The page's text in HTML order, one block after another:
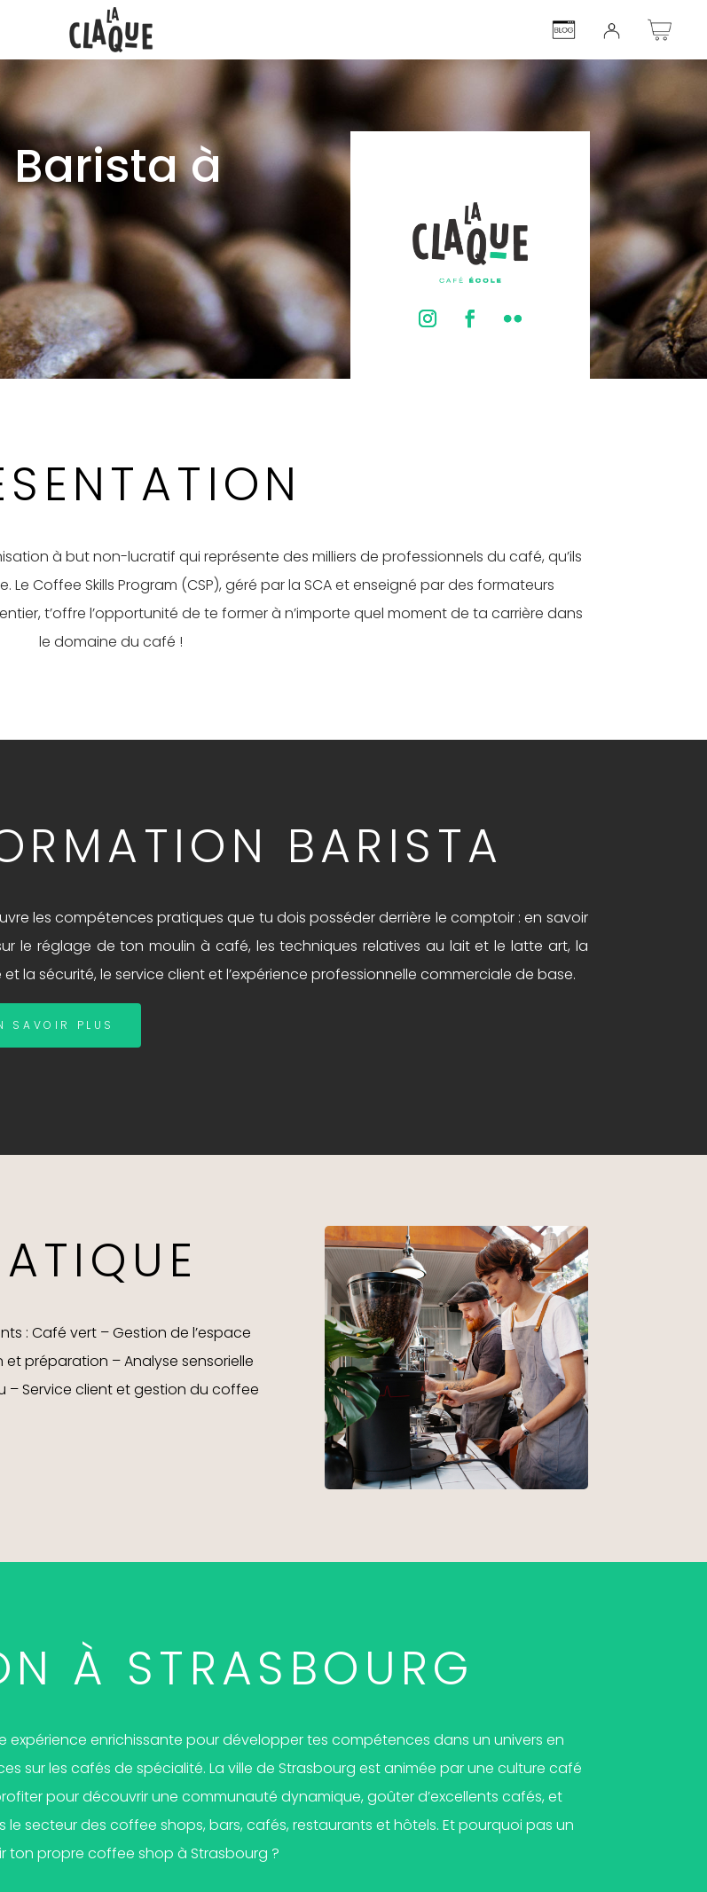
Barista à
à but non-lucratif qui représente des milliers de professionnels du café, qu’ils
Coffee Skills Program (CSP), géré par la SCA et enseigné par des formateurs
t’offre l’opportunité de te former à n’importe quel moment de ta carrière dans
le domaine du café !
BARISTA
les compétences pratiques que tu dois posséder derrière le comptoir : en savoir
le réglage de ton moulin à café, les techniques relatives au lait et le latte art, la
la sécurité, le service client et l’expérience professionnelle commerciale de base.
SAVOIR PLUS
: Café vert – Gestion de l’espace
et préparation – Analyse sensorielle
– Service client et gestion du coffee
À STRASBOURG
expérience enrichissante pour développer tes compétences dans un univers en
sur les cafés de spécialité. La ville de Strasbourg est animée par une culture café
pour découvrir une communauté dynamique, goûter d’excellents cafés, et
secteur des coffee shops, bars, cafés, restaurants et hôtels. Et pourquoi pas un
ton propre coffee shop à Strasbourg ?